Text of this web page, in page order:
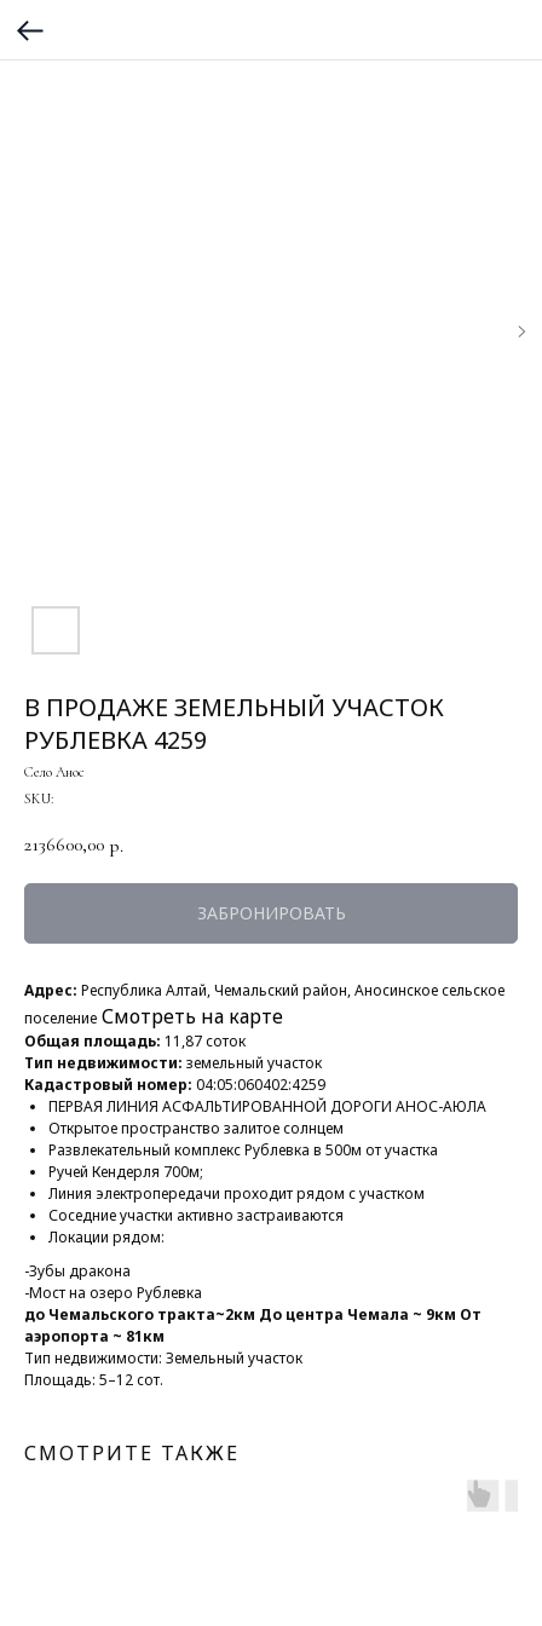
В ПРОДАЖЕ ЗЕМЕЛЬНЫЙ УЧАСТОК
РУБЛЕВКА 4259
Село Анос
SKU:
2136600,00 р.
ЗАБРОНИРОВАТЬ
Адрес: Республика Алтай, Чемальский район, Аносинское сельское
поселение Смотреть на карте
Общая площадь: 11,87 соток
Тип недвижимости: земельный участок
Кадастровый номер: 04:05:060402:4259
ПЕРВАЯ ЛИНИЯ АСФАЛЬТИРОВАННОЙ ДОРОГИ АНОС-АЮЛА
Открытое пространство залитое солнцем
Развлекательный комплекс Рублевка в 500м от участка
Ручей Кендерля 700м;
Линия электропередачи проходит рядом с участком
Соседние участки активно застраиваются
Локации рядом:
-Зубы дракона
-Мост на озеро Рублевка
до Чемальского тракта~2км До центра Чемала ~ 9км От
аэропорта ~ 81км
Тип недвижимости: Земельный участок
Площадь: 5–12 сот.
СМОТРИТЕ ТАКЖЕ